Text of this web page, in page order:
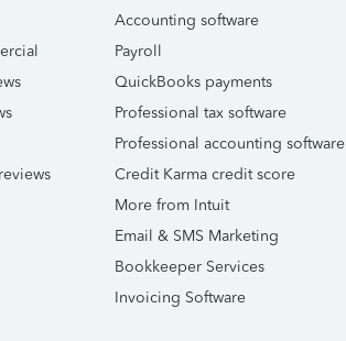
Accounting software
Payroll
QuickBooks payments
Professional tax software
Professional accounting software
Credit Karma credit score
More from Intuit
Email & SMS Marketing
Bookkeeper Services
Invoicing Software